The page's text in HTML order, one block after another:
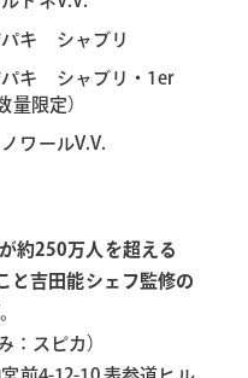
パキ シャブリ
パキ シャブリ・1er
量限定）
ワールV.V.
約250万人を超える
と吉田能シェフ監修の
：スピカ）